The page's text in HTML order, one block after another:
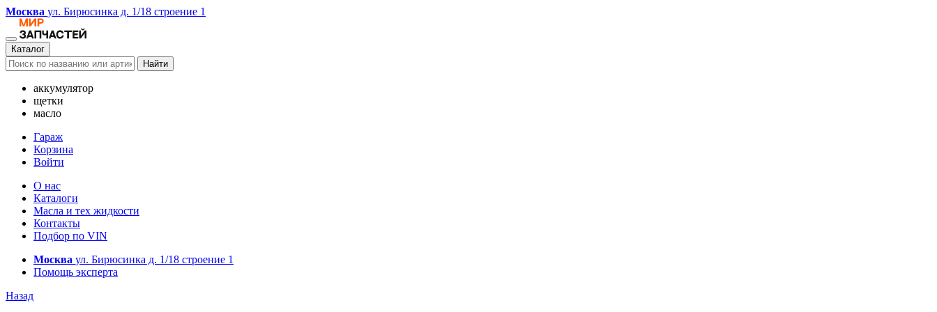
Москва ул. Бирюсинка д. 1/18 строение 1
Каталог
Найти
аккумулятор
щетки
масло
Гараж
Корзина
Войти
О нас
Каталоги
Масла и тех жидкости
Контакты
Подбор по VIN
Москва ул. Бирюсинка д. 1/18 строение 1
Помощь эксперта
Назад